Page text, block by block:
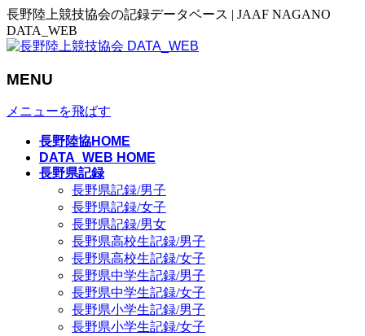
長野陸上競技協会の記録データベース | JAAF NAGANO
DATA_WEB
MENU
メニューを飛ばす
長野陸協HOME
DATA_WEB HOME
長野県記録
長野県記録/男子
長野県記録/女子
長野県記録/男女
長野県高校生記録/男子
長野県高校生記録/女子
長野県中学生記録/男子
長野県中学生記録/女子
長野県小学生記録/男子
長野県小学生記録/女子